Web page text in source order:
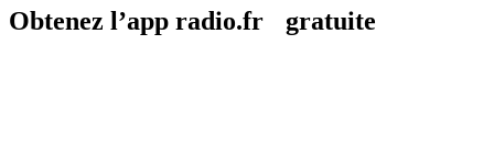
Obtenez l’app radio.fr gratuite